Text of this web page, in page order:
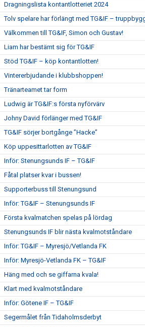
Dragningslista kontantlotteriet 2024
Tolv spelare har förlängt med TG&IF –
Välkommen till TG&IF, Simon och Gustav!
Liam har bestämt sig för TG&IF
Stöd TG&IF – köp kontantlotten!
Vintererbjudande i klubbshoppen!
Tränarteamet tar form
Ludwig är TG&IF:s första nyförvärv
Johny David förlänger med TG&IF
TG&IF sörjer bortgånge ”Hacke”
Köp uppesittarlotten av TG&IF
Inför: Stenungsunds IF – TG&IF
Fåtal platser kvar i bussen!
Supporterbuss till Stenungsund
Inför: TG&IF – Stenungsunds IF
Första kvalmatchen spelas på lördag
Stenungsunds IF blir nästa kvalmotståndare
Inför: TG&IF – Myresjö/Vetlanda FK
Inför: Myresjö-Vetlanda FK – TG&IF
Häng med och se giffarna kvala!
Klart med kvalmotståndare
Inför: Götene IF – TG&IF
Segermålet från Tidaholmsderbyt